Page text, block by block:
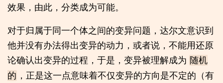
效果，由此，分类成为可能。
对于归属于同一个体之间的变异问题，达尔文意识到
他并没有办法得出变异的动力，或者说，不能用还原
论确认出变异的过程，于是，变异被理解成为 随机
的 ，正是这一点意味着不仅变异的方向是不定的（有